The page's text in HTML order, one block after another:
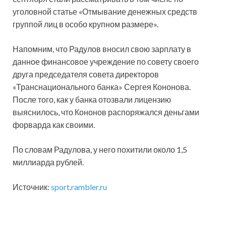
уголовной статье «Отмывание денежных средств
группой лиц в особо крупном размере».
Напомним, что Радулов вносил свою зарплату в
данное финансовое учреждение по совету своего
друга председателя совета директоров
«Транснационального банка» Сергея Кононова.
После того, как у банка отозвали лицензию
выяснилось, что Кононов распоряжался деньгами
форварда как своими.
По словам Радулова, у него похитили около 1,5
миллиарда рублей.
Источник: sport.rambler.ru